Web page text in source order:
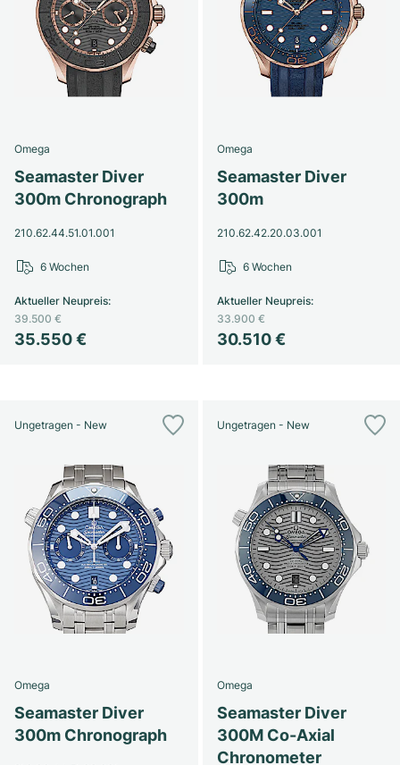
Omega
Seamaster Diver
300m Chronograph
210.62.44.51.01.001
35.550 €
Aktueller Neupreis:
39.500 €
6 Wochen
Omega
Seamaster Diver
300m
210.62.42.20.03.001
30.510 €
Aktueller Neupreis:
33.900 €
6 Wochen
Ungetragen - New
Omega
Seamaster Diver
300m Chronograph
Ungetragen - New
Omega
Seamaster Diver
300M Co-Axial
Chronometer